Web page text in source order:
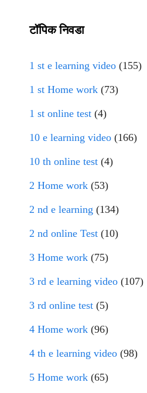
टॉपिक निवडा
1 st e learning video (155)
1 st Home work (73)
1 st online test (4)
10 e learning video (166)
10 th online test (4)
2 Home work (53)
2 nd e learning (134)
2 nd online Test (10)
3 Home work (75)
3 rd e learning video (107)
3 rd online test (5)
4 Home work (96)
4 th e learning video (98)
5 Home work (65)